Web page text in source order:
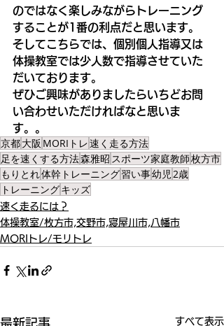
のではなく楽しみながらトレーニング
することが1番の利点だと思います。
そしてこちらでは、個別個人指導又は
体操教室では少人数で指導させていた
だいております。
ぜひご興味がありましたらいちどお問
い合わせいただければなと思いま
す。。
京都大阪 MORIトレ速く走る方法
足を速くする方法森雅昭 スポーツ家庭教師枚方市
もりとれ体幹トレーニング習い事幼児2歳
トレーニングキッズ
速く走るには？
体操教室/枚方市,交野市,寝屋川市,八幡市
MORIトレ/モリトレ
最新記事 すべて表示